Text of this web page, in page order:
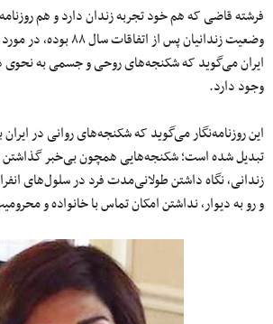
فرشته قاضی که هم خود تجربه زندان دارد و هم
وضعیت زندانیان
ایران می‌گوید که شکنجه‌های روحی و جسمی به
وجود دارد.
این روزنامه‌نگار می‌گوید که شکنجه‌های روانی در
تبدیل شده است؛ شکنجه‌هایی همچون بی‌خبر گذاشتن
و رو به دیوار٬ نداشتن امکان تماس با خانواده و محرومیت از امکانات پزشکی.